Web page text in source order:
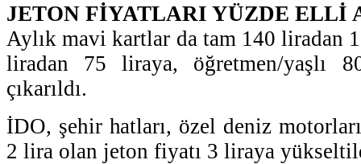
JETON FİYATLARI YÜZDE ELLİ
Aylık mavi kartlar da tam 140 liradan
liradan 75 liraya, öğretmen/yaşlı
çıkarıldı.
İDO, şehir hatları, özel deniz
2 lira olan jeton fiyatı 3 liraya